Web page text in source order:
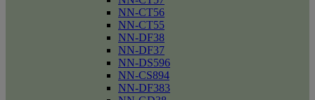
NN-CT56
NN-CT55
NN-DF38
NN-DF37
NN-DS596
NN-CS894
NN-DF383